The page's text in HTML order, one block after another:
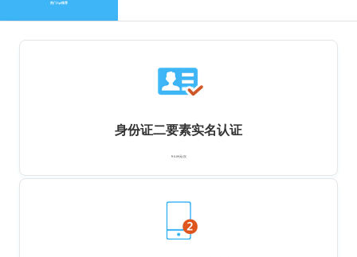
热门Api推荐
身份证二要素实名认证
￥0.09元/次